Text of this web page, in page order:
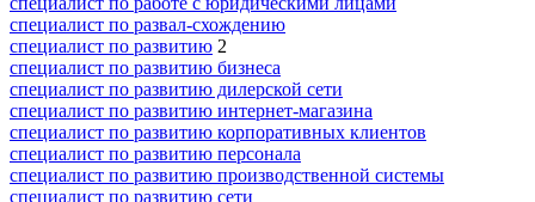
специалист по развал-схождению
специалист по развитию 2
специалист по развитию бизнеса
специалист по развитию дилерской сети
специалист по развитию интернет-магазина
специалист по развитию корпоративных клиентов
специалист по развитию персонала
специалист по развитию производственной системы
специалист по развитию сети